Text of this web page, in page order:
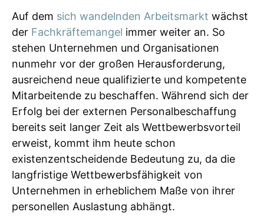
Auf dem sich wandelnden Arbeitsmarkt wächst
der Fachkräftemangel immer weiter an. So
stehen Unternehmen und Organisationen
nunmehr vor der großen Herausforderung,
ausreichend neue qualifizierte und kompetente
Mitarbeitende zu beschaffen. Während sich der
Erfolg bei der externen Personalbeschaffung
bereits seit langer Zeit als Wettbewerbsvorteil
erweist, kommt ihm heute schon
existenzentscheidende Bedeutung zu, da die
langfristige Wettbewerbsfähigkeit von
Unternehmen in erheblichem Maße von ihrer
personellen Auslastung abhängt.